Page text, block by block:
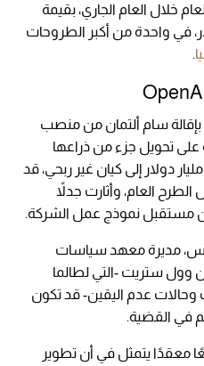
خلال العام الجاري، بقيمة
في واحدة من أكبر الطروحات
.
سام ألتمان من منصب
على تحويل جزء من ذراعها
الربحي الذي تبلغ قيمته نحو 150 مليار دولار إلى كيان غير ربحي، قد
العام، وأثارت جدلاً
مستقبل نموذج عمل الشركة.
مديرة معهد سياسات
وول ستريت -التي لطالما
وحالات عدم اليقين- قد تكون
في القضية.
معقدًا يتمثل في أن تطوير